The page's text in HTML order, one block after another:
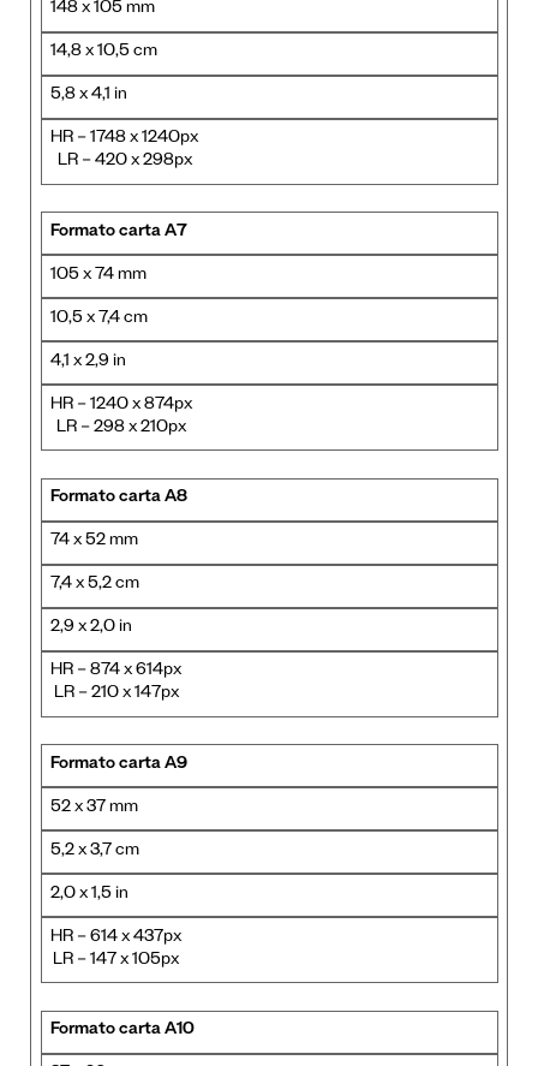
148 x 105 mm
14,8 x 10,5 cm
5,8 x 4,1 in
HR – 1748 x 1240px
LR – 420 x 298px
Formato carta A7
105 x 74 mm
10,5 x 7,4 cm
4,1 x 2,9 in
HR – 1240 x 874px
LR – 298 x 210px
Formato carta A8
74 x 52 mm
7,4 x 5,2 cm
2,9 x 2,0 in
HR – 874 x 614px
LR – 210 x 147px
Formato carta A9
52 x 37 mm
5,2 x 3,7 cm
2,0 x 1,5 in
HR – 614 x 437px
LR – 147 x 105px
Formato carta A10